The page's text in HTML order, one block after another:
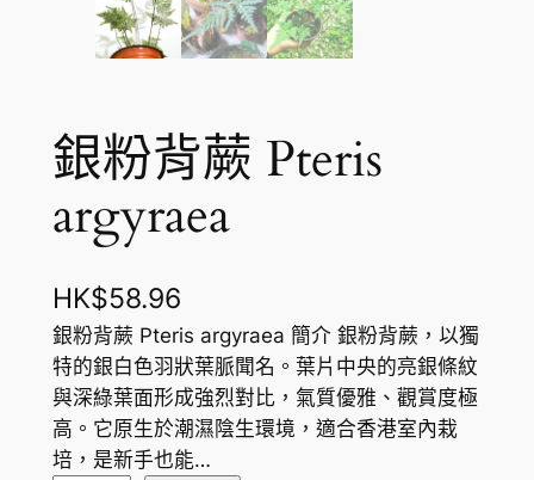
銀粉背蕨 Pteris
argyraea
HK$58.96
銀粉背蕨 Pteris argyraea 簡介 銀粉背蕨，以獨
特的銀白色羽狀葉脈聞名。葉片中央的亮銀條紋
與深綠葉面形成強烈對比，氣質優雅、觀賞度極
高。它原生於潮濕陰生環境，適合香港室內栽
培，是新手也能…